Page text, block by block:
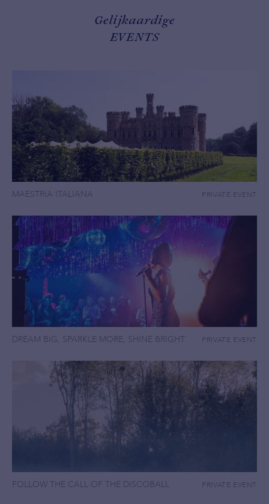
Gelijkaardige
EVENTS
MAESTRIA ITALIANA PRIVATE EVENT
DREAM BIG, SPARKLE MORE, SHINE BRIGHT PRIVATE EVENT
FOLLOW THE CALL OF THE DISCOBALL PRIVATE EVENT